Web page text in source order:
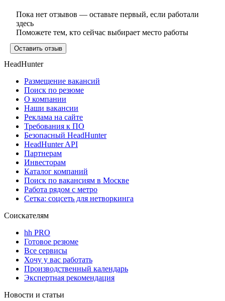
Пока нет отзывов — оставьте первый, если работали
здесь
Поможете тем, кто сейчас выбирает место работы
Оставить отзыв
HeadHunter
Размещение вакансий
Поиск по резюме
О компании
Наши вакансии
Реклама на сайте
Требования к ПО
Безопасный HeadHunter
HeadHunter API
Партнерам
Инвесторам
Каталог компаний
Поиск по вакансиям в Москве
Работа рядом с метро
Сетка: соцсеть для нетворкинга
Соискателям
hh PRO
Готовое резюме
Все сервисы
Хочу у вас работать
Производственный календарь
Экспертная рекомендация
Новости и статьи